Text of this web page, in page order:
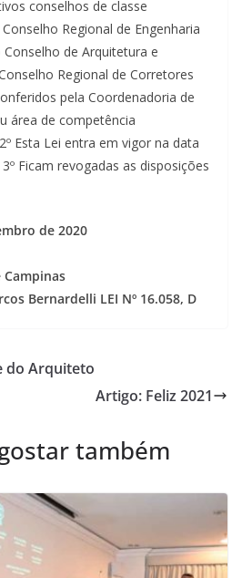
conselhos de classe
Regional de Engenharia
de Arquitetura e
Regional de Corretores
pela Coordenadoria de
área de competência
Esta Lei entra em vigor na data
Ficam revogadas as disposições
de 2020
Bernardelli LEI Nº 16.058, D
do Arquiteto
Artigo: Feliz 2021
também